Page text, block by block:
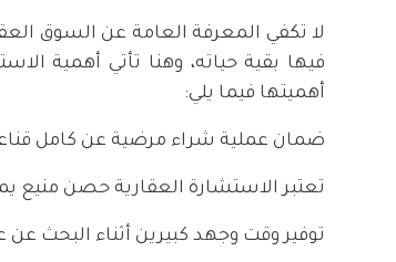
لا تكفي المعرفة العامة عن السوق
فيها بقية حياته، وهنا تأتي أهمية
أهميتها فيما يلي:
ضمان عملية شراء مرضية عن كامل
تعتبر الاستشارة العقارية حصن منيع
توفير وقت وجهد كبيرين أثناء البحث